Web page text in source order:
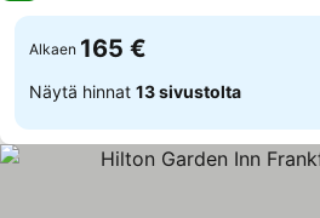
Alkaen 165 €
Näytä hinnat 13 sivustolta